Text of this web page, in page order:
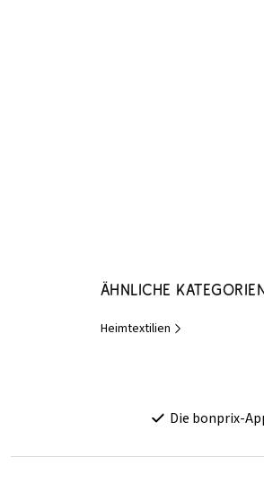
Ähnliche
Heimtextilien
Die bonprix-